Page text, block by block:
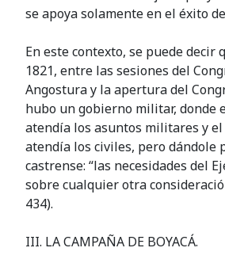
se apoya solamente en el éxito
En este contexto, se puede decir
1821, entre las sesiones del
Angostura y la apertura del
hubo un gobierno militar, donde
atendía los asuntos militares y
atendía los civiles, pero dándole
castrense: “las necesidades del
sobre cualquier otra
434).
III. LA CAMPAÑA DE BOYACÁ.